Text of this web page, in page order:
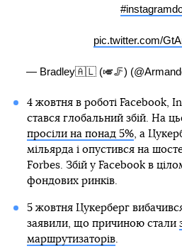
pic.twitter.com/
— Bradley🇦🇱 (🎺🦵)
4 жовтня в роботі Facebook,
стався глобальний збій. На
просіли на понад 5%, а
мільярда і опустився на
Forbes. Збій у Facebook в
фондових ринків.
5 жовтня Цукерберг
заявили, що причиною стали
маршрутизаторів.